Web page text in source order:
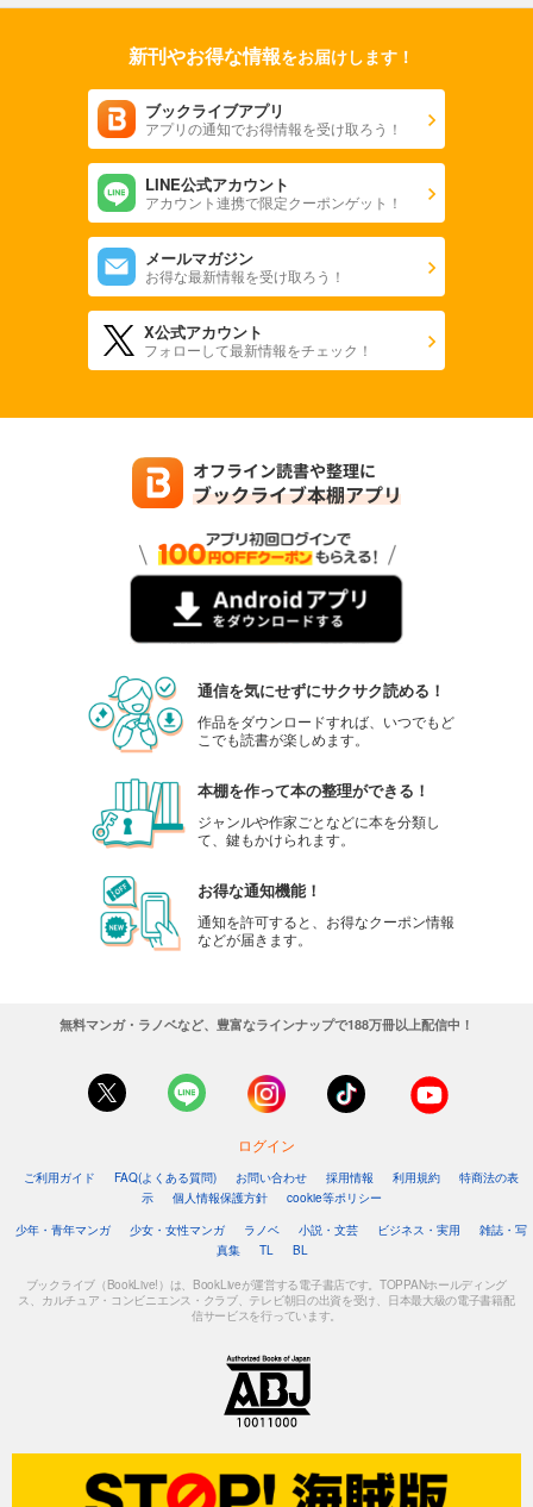
新刊やお得な情報をお届けします！
ブックライブアプリ
アプリの通知でお得情報を受け取ろう！
LINE公式アカウント
アカウント連携で限定クーポンゲット！
メールマガジン
お得な最新情報を受け取ろう！
X公式アカウント
フォローして最新情報をチェック！
通信を気にせずにサクサク読める！
作品をダウンロードすれば、いつでもど
こでも読書が楽しめます。
本棚を作って本の整理ができる！
ジャンルや作家ごとなどに本を分類し
て、鍵もかけられます。
お得な通知機能！
通知を許可すると、お得なクーポン情報
などが届きます。
無料マンガ・ラノベなど、豊富なラインナップで188万冊以上配信中！
ログイン
ご利用ガイド FAQ(よくある質問) お問い合わせ 採用情報 利用規約
特商法の表
示
個人情報保護方針
cookie等ポリシー
少年・青年マンガ
少女・女性マンガ ラノベ 小説・文芸 ビジネス・実用
雑誌・写
真集
TL BL
ブックライブ（BookLive!）は、BookLiveが運営する電子書店です。TOPPANホールディング
ス、カルチュア・コンビニエンス・クラブ、テレビ朝日の出資を受け、日本最大級の電子書籍配
信サービスを行っています。